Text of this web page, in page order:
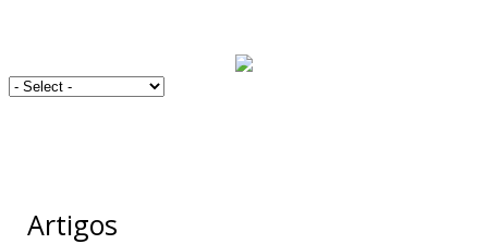
Artigos